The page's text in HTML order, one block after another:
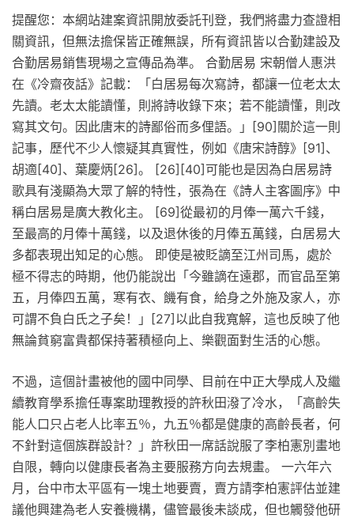
提醒您：本網站建案資訊開放委託刊登，我們將盡力查證相
關資訊，但無法擔保皆正確無誤，所有資訊皆以合勤建設及
合勤居易銷售現場之宣傳品為準。 合勤居易 宋朝僧人惠洪
在《冷齋夜話》記載：「白居易每次寫詩，都讓一位老太太
先讀。老太太能讀懂，則將詩收錄下來；若不能讀懂，則改
寫其文句。因此唐末的詩鄙俗而多俚語。」[90]關於這一則
記事，歷代不少人懷疑其真實性，例如《唐宋詩醇》[91]、
胡適[40]、葉慶炳[26]。 [26][40]可能也是因為白居易詩
歌具有淺顯為大眾了解的特性，張為在《詩人主客圖序》中
稱白居易是廣大教化主。 [69]從最初的月俸一萬六千錢，
至最高的月俸十萬錢，以及退休後的月俸五萬錢，白居易大
多都表現出知足的心態。 即使是被貶謫至江州司馬，處於
極不得志的時期，他仍能說出「今雖謫在遠郡，而官品至第
五，月俸四五萬，寒有衣、饑有食，給身之外施及家人，亦
可謂不負白氏之子矣！」[27]以此自我寬解，這也反映了他
無論貧窮富貴都保持著積極向上、樂觀面對生活的心態。
不過，這個計畫被他的國中同學、目前在中正大學成人及繼
續教育學系擔任專案助理教授的許秋田潑了冷水，「高齡失
能人口只占老人比率五％，九五％都是健康的高齡長者，何
不針對這個族群設計？」許秋田一席話說服了李柏憲別畫地
自限，轉向以健康長者為主要服務方向去規畫。 一六年六
月，台中市太平區有一塊土地要賣，賣方請李柏憲評估並建
議他興建為老人安養機構，儘管最後未談成，但也觸發他研